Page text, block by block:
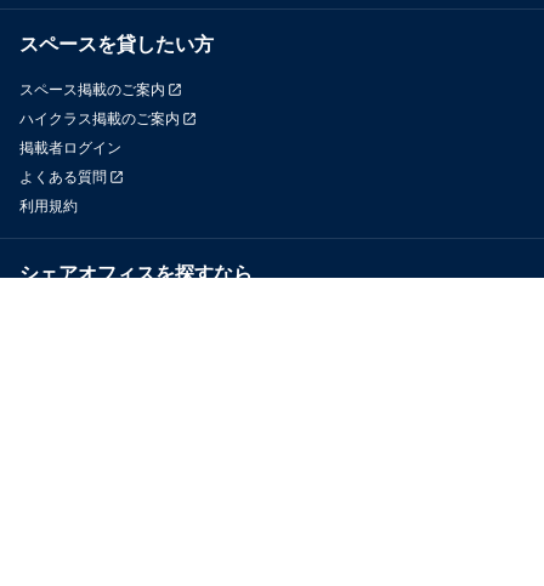
スペースを貸したい方
スペース掲載のご案内
ハイクラス掲載のご案内
掲載者ログイン
よくある質問
利用規約
シェアオフィスを探すなら